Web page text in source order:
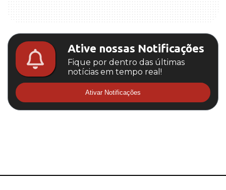
Ative nossas Notificações
Fique por dentro das últimas
notícias em tempo real!
Ativar Notificações